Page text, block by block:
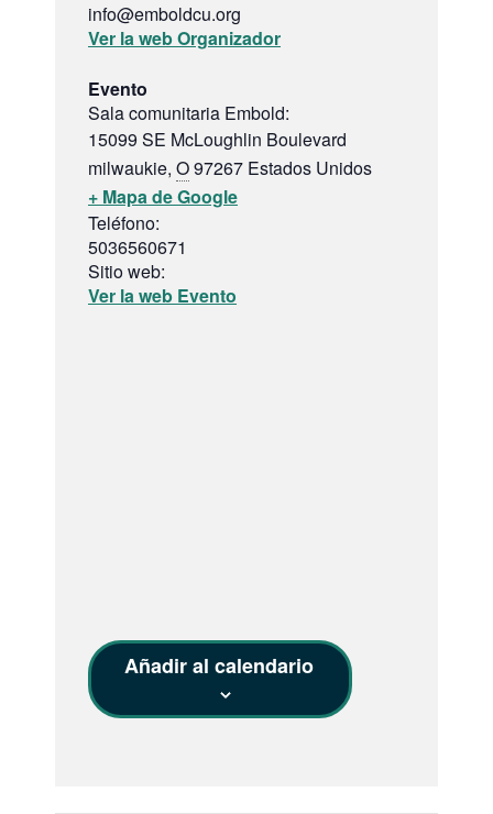
info@emboldcu.org
Ver la web Organizador
Evento
Sala comunitaria Embold:
15099 SE McLoughlin Boulevard
milwaukie, O97267 Estados Unidos
+ Mapa de Google
Teléfono:
5036560671
Sitio web:
Ver la web Evento
Añadir al calendario